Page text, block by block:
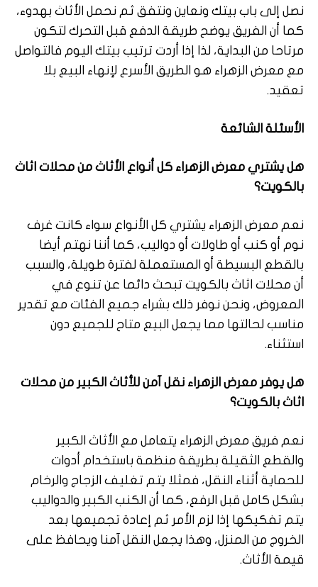
نصل إلى باب بيتك ونعاين ونتفق ثم نحمل الأثاث بهدوء،
كما أن الفريق يوضح طريقة الدفع قبل التحرك لتكون
مرتاحا من البداية، لذا إذا أردت ترتيب بيتك اليوم فالتواصل
مع معرض الزهراء هو الطريق الأسرع لإنهاء البيع بلا
تعقيد.
الأسئلة الشائعة
هل يشتري معرض الزهراء كل أنواع الأثاث من محلات اثاث
بالكويت؟
نعم معرض الزهراء يشتري كل الأنواع سواء كانت غرف
نوم أو كنب أو طاولات أو دواليب، كما أننا نهتم أيضا
بالقطع البسيطة أو المستعملة لفترة طويلة، والسبب
أن محلات اثاث بالكويت تبحث دائما عن تنوع في
المعروض، ونحن نوفر ذلك بشراء جميع الفئات مع تقدير
مناسب لحالتها مما يجعل البيع متاح للجميع دون
استثناء.
هل يوفر معرض الزهراء نقل آمن للأثاث الكبير من محلات
اثاث بالكويت؟
نعم فريق معرض الزهراء يتعامل مع الأثاث الكبير
والقطع الثقيلة بطريقة منظمة باستخدام أدوات
للحماية أثناء النقل، فمثلا يتم تغليف الزجاج والرخام
بشكل كامل قبل الرفع، كما أن الكنب الكبير والدواليب
يتم تفكيكها إذا لزم الأمر ثم إعادة تجميعها بعد
الخروج من المنزل، وهذا يجعل النقل آمنا ويحافظ على
قيمة الأثاث.